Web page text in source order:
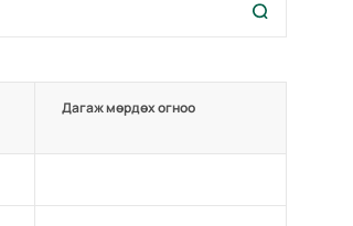
Дагаж мөрдөх огноо